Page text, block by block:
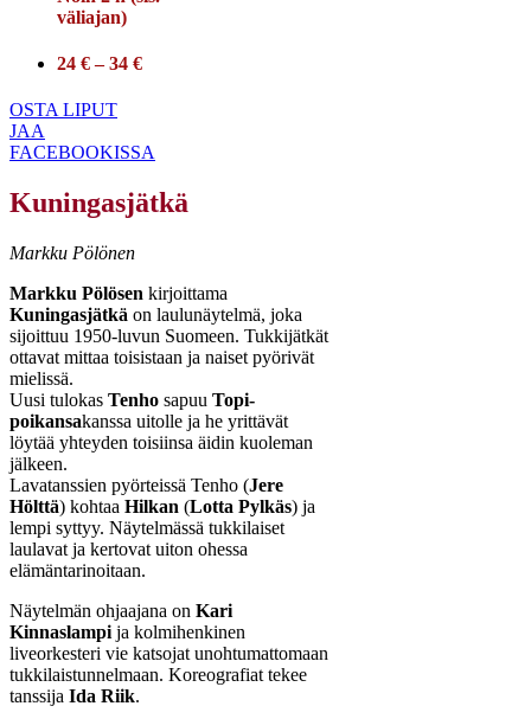
väliajan)
24 € – 34 €
OSTA LIPUT
JAA
FACEBOOKISSA
Kuningasjätkä
Markku Pölönen
Markku Pölösen kirjoittama
Kuningasjätkä on laulunäytelmä, joka
sijoittuu 1950-luvun Suomeen. Tukkijätkät
ottavat mittaa toisistaan ja naiset pyörivät
mielissä.
Uusi tulokas Tenho sapuu Topi-
poikansakanssa uitolle ja he yrittävät
löytää yhteyden toisiinsa äidin kuoleman
jälkeen.
Lavatanssien pyörteissä Tenho (Jere
Hölttä) kohtaa Hilkan (Lotta Pylkäs) ja
lempi syttyy. Näytelmässä tukkilaiset
laulavat ja kertovat uiton ohessa
elämäntarinoitaan.
Näytelmän ohjaajana on Kari
Kinnaslampi ja kolmihenkinen
liveorkesteri vie katsojat unohtumattomaan
tukkilaistunnelmaan. Koreografiat tekee
tanssija Ida Riik.